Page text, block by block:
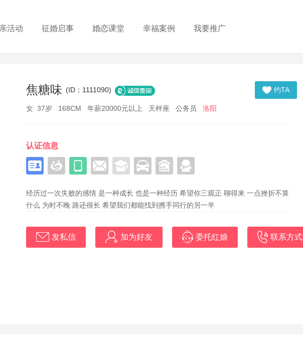
活动 征婚启事 婚恋课堂 幸福案例 我要推广
焦糖味 (ID：1111090) 约TA
女 37岁 168CM 年薪20000元以上 天秤座 公务员 洛阳
认证信息
经历过一次失败的感情 是一种成长 也是一种经历 希望你三观正 聊得来 一点挫折不算
什么 为时不晚 路还很长 希望我们都能找到携手同行的另一半
发私信 加为好友 委托红娘 联系方式